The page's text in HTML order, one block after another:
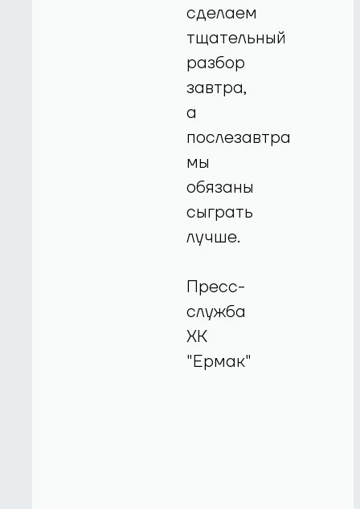
сделаем
тщательный
разбор
завтра,
а
послезавтра
мы
обязаны
сыграть
лучше.
Пресс-
служба
ХК
"Ермак"